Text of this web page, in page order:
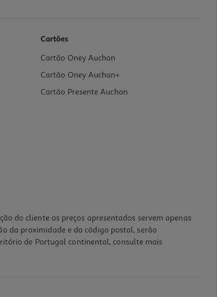
Cartões
Cartão Oney Auchan
Cartão Oney Auchan+
Cartão Presente Auchan
do cliente os preços apresentados servem apenas
da proximidade e do código postal, serão
de Portugal continental, consulte mais